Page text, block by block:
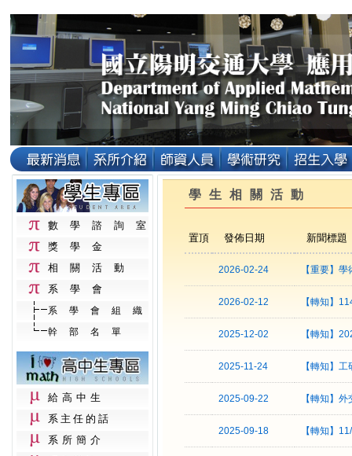
數學諮詢室
獎學金
相關活動
系學會
系學會組織
幹部名單
給高中生
系主任的話
系所簡介
學生相關活動
置頂 發佈日期 新聞標題
2026-02-24 【重要】
2026-02-12 【轉知】
2025-12-02 【轉知】
2025-11-24 【轉知】
2025-09-22 【轉知】
2025-09-18 【轉知】